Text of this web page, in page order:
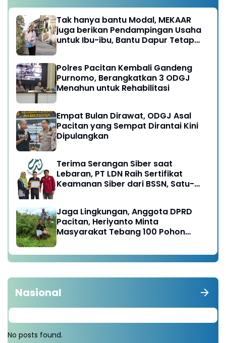
Tak hanya bantu Modal, MEKAAR
juga berikan Pendampingan Usaha
untuk Ibu-ibu, Bantu Dapur Tetap
Polres Pacitan Kembali Gandeng
Purnomo, Berangkatkan 3 ODGJ
Menahun untuk Rehabilitasi
Empat Bulan Dirawat, ODGJ Asal
Pacitan yang Sempat Dirantai Kini
Dipulangkan
Terima Serangan Siber saat
Lebaran, PT LDN Raih Sertifikat
Keamanan Siber dari BSSN, Satu-
Jaga Lingkungan, Anggota DPRD
Pacitan, Heriyanto Minta
Masyarakat Tebang 100 Pohon
Nasional
No posts found.